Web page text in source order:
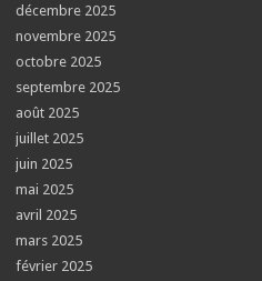
décembre 2025
novembre 2025
octobre 2025
septembre 2025
août 2025
juillet 2025
juin 2025
mai 2025
avril 2025
mars 2025
février 2025